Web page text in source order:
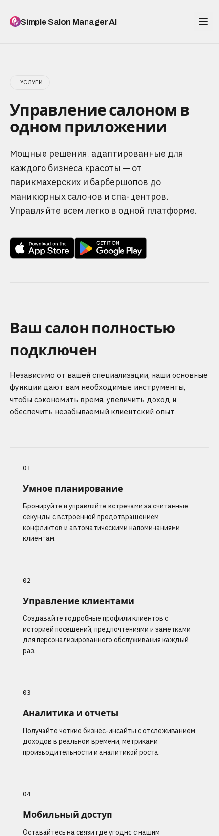
Simple Salon Manager AI
УСЛУГИ
Управление салоном в
одном приложении
Мощные решения, адаптированные для
каждого бизнеса красоты — от
парикмахерских и барбершопов до
маникюрных салонов и спа-центров.
Управляйте всем легко в одной платформе.
Ваш салон полностью
подключен
Независимо от вашей специализации, наши основные
функции дают вам необходимые инструменты,
чтобы сэкономить время, увеличить доход и
обеспечить незабываемый клиентский опыт.
01
Умное планирование
Бронируйте и управляйте встречами за считанные
секунды с встроенной предотвращением
конфликтов и автоматическими напоминаниями
клиентам.
02
Управление клиентами
Создавайте подробные профили клиентов с
историей посещений, предпочтениями и заметками
для персонализированного обслуживания каждый
раз.
03
Аналитика и отчеты
Получайте четкие бизнес-инсайты с отслеживанием
доходов в реальном времени, метриками
производительности и аналитикой роста.
04
Мобильный доступ
Оставайтесь на связи где угодно с нашим